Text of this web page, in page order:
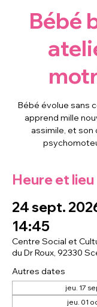
Bébé
Bébé évolue sans
apprend mille
assimile, et
Heure et lieu
24 sept.
14:45
Centre Social et
du Dr Roux, 92330
Autres dates
jeu. 17
jeu. 01